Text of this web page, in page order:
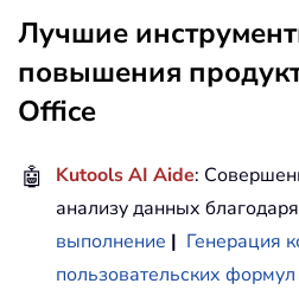
Лучшие
повышения
Office
🤖 Kutools AI Aide:
анализу данных
выполнение | Генерация
пользовательских формул